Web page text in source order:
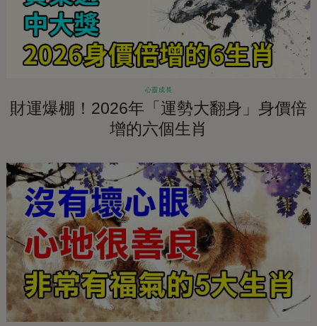
心靈成長
財運爆棚！2026年「運勢大翻身」身價倍
增的六個生肖